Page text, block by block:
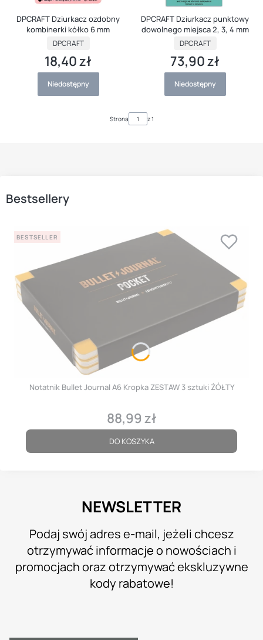
DPCRAFT Dziurkacz ozdobny
kombinerki kółko 6 mm
PRODUCENT
DPCRAFT
Cena
18,40 zł
Niedostępny
DPCRAFT Dziurkacz punktowy
dowolnego miejsca 2, 3, 4 mm
PRODUCENT
DPCRAFT
Cena
73,90 zł
Niedostępny
Strona z 1
Bestsellery
BESTSELLER
Notatnik Bullet Journal A6 Kropka ZESTAW 3 sztuki ŻÓŁTY
Cena
88,99 zł
DO KOSZYKA
NEWSLETTER
Podaj swój adres e-mail, jeżeli chcesz
otrzymywać informacje o nowościach i
promocjach oraz otrzymywać ekskluzywne
kody rabatowe!